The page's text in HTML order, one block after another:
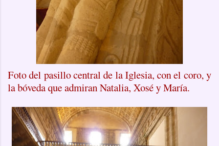
Foto del pasillo central de la Iglesia, con el coro, y
la bóveda que admiran Natalia, Xosé y María.